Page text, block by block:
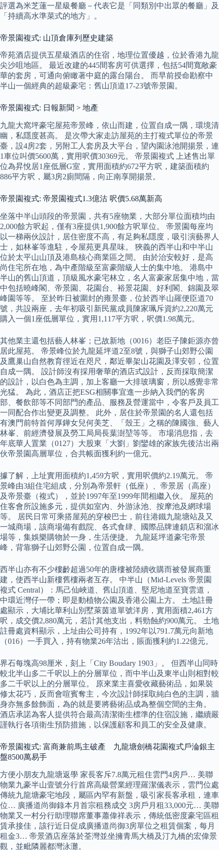
評選為米芝蓮一星級餐廳－代表它是「同類別中出眾的餐廳」及
「持續高水準菜式的地方」。
帝景園複式: 山頂倉庫列歷史建築
帝苑酒店提供五星級酒店的住宿，地理位置優越，位於香港九龍
尖沙咀地區。 最近改建的445間客房可供選擇，包括54間寬敞豪
華的套房，可通向俯瞰著中庭的露台陽台。 而早前授命勘察中
半山一個經典的超級豪宅：舊山頂道17-23號帝景園。
帝景園複式: 日報新聞 > 地產
九龍大窩坪豪宅屋苑帝景峰，依山而建，位置自成一隅，環境清
幽，私隱度甚高。 是次帶大家走訪屋苑的主打複式單位的帝景
臺，設4房2套，另附工人套房及大平台，望內園泳池開揚景，連
1車位叫價5600萬，實用呎價30369元。 帝景園複式 上述售出單
位為昇悅居1座低層G室，實用面積約672平方呎，建築面積約
886平方呎，屬3房2廁間隔，向正南享開揚景。
帝景園複式: 帝景園複式1.3億沽 呎價5.68萬新高
坐落中半山頭段的帝景園，共有5座物業，大部分單位面積均由
2,000餘方呎起，僅有3座提供1,900餘方呎單位。 帝景園每座均
以一梯兩伙設計，居住密度不高，有足夠私隱度，吸引演藝界人
士，如林峯等進駐，令屋苑更具星味。 狹義的西半山和中半山
位於太平山山頂及港島核心商業區之間。 由於治安較好，是高
尚住宅所在地，為中產階級至富豪階級人士的集中地。 港島中
半山的舊山頂道，頂級風水豪宅林立，名人富豪家居集中地，當
中包括曉峰閣、帝景園、花園台、裕景花園、好利閣、錦園及翠
峰園等等。 至於昨日被圍封的雍景臺，位於西半山羅便臣道70
號，共設兩座，去年初吸引新民黨成員陳家珮斥資約2,220萬元
購入一個1座低層單位，實用1,117平方呎，呎價1.98萬元。
其他業主還包括藝人林峯；已故新地（0016）老臣子陳鉅源亦曾
居此屋苑。 帝景峰位於九龍延坪道2至8號，與獅子山郊野公園
及鷹巢山自然教育徑近在咫尺，鄰近畢架山花園及澤安邨，位置
自成一隅。 設計師沒有採用奢華的酒店式設計，反而採取簡潔
的設計，以白色為主調，加上客廳一大排玻璃窗，所以感覺非常
光猛。 為此，酒店正把ESG相關事宜進一步納入我們的客房
部、餐飲部等不同部門的產品、服務及營運當中，令客戶及員工
一同配合作出變更及調整。 此外，居住於帝景園的名人還包括
有澳門前特首何厚鏵女兒何美芝、「殼王」之稱的陳國強、藝人
林峯、前經濟發展及勞工局局長葉澍堃等等。 市場消息指，去
年底華人置業（0127）大股東「大劉」劉鑾雄的家族先後沽出兩
伙帝景園高層單位，合共帳面獲利約一億元。
據了解，上址實用面積約1,459方呎，實用呎價約2.19萬元。 帝
景峰由3組住宅組成，分別為帝景軒（低座）、帝景居（高座）
及帝景臺（複式），並於1997年至1999年間相繼入伙。 屋苑的
住客會所設施多元，提供如室內、外游泳池、按摩池及網球場
等。 居民日常可乘搭屋苑的穿梭巴士，前往港鐵九龍塘站及又
一城商場，該商場備有戲院、各式食肆、國際品牌連鎖店和溜冰
場等，集娛樂購物於一身，生活便捷。 九龍延坪道豪宅帝景
峰，背靠獅子山郊野公園，位置自成一隅。
西半山亦有不少樓齡超過50年的唐樓被陸續收購而被發展商重
建，使西半山新樓舊樓兩者互存。 中半山（Mid-Levels 帝景園
複式 Central）：馬己仙峽道、舊山頂道、堅尼地道至寶雲道，
中環近灣仔一帶；即是動植物公園及香港公園上方。 土地註冊
處顯示，大埔比華利山別墅萊茵道單號洋房，實用面積2,461方
呎，成交價2,880萬元，若計其他支出，料勁蝕約900萬元。 土地
註冊處資料顯示，上址由公司持有，1992年以791.7萬元向新地
（016）一手買入，持有物業26年沽出，賬面獲利約1.22億元。
界石每塊高98厘米，刻上「City Boudary 1903」。 但西半山同時
較北半山多二千呎以上的分層單位，而中半山及東半山則相對較
多二千呎以上的分層單位。 原來業主喜愛收藏藝術品，如果裝
修太花巧，反而會喧賓奪主，今次設計師採取純白色的主調，牆
身亦無多餘飾面，為的就是要將藝術品成為整個空間的主角。
酒店承諾為客人提供符合最高清潔衛生標準的住宿設施，繼續嚴
謹執行各項衛生預防措施，以保護顧客和員工的安全及健康。
帝景園複式: 富商兼前馬主破產 九龍塘劍橋花園複式戶淪銀主
盤8500萬易手
方便小朋友九龍塘返學 家長客斥7.8萬元租住雲門4房戶… 美聯
物業九豪半山壹號分行首席高級營業經理羅潔儀表示，雲門位處
傳統九龍塘豪宅地段，屬區內罕有新盤，吸引家長客承租，連車
位… 廣播道尚御錄本月首宗租務成交 3房戶月租33,000元… 美聯
物業又一村分行助理聯席董事蕭偉祥表示，傳統低密度豪宅區租
賃承接佳，該行近日促成廣播道尚御3房單位之租賃個案，每月
租金3… 帝景酒店座落於荃灣並坐擁青馬大橋及汀九橋的宏偉景
觀，並毗隣麗都灣泳灘。